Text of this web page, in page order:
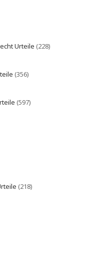
Urteile (228)
(356)
(597)
(218)